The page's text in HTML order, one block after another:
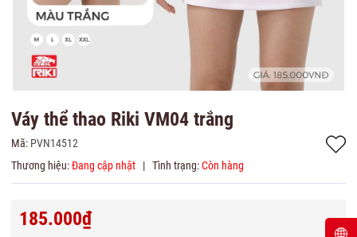
Váy thể thao Riki VM04 trắng
Mã: PVN14512
Thương hiệu:Đang cập nhật | Tình trạng:Còn hàng
185.000₫